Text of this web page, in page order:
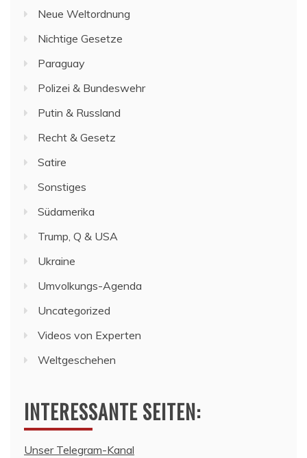
Neue Weltordnung
Nichtige Gesetze
Paraguay
Polizei & Bundeswehr
Putin & Russland
Recht & Gesetz
Satire
Sonstiges
Südamerika
Trump, Q & USA
Ukraine
Umvolkungs-Agenda
Uncategorized
Videos von Experten
Weltgeschehen
INTERESSANTE SEITEN:
Unser Telegram-Kanal